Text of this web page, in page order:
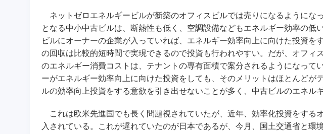
ネットゼロエネルギービルが新築のオフィスビルでは売りになるようにな
となる中小中古ビルは、断熱性も低く、空調設備などもエネルギー効率の低
ビルにオーナーの企業が入っていれば、エネルギー効率向上に向けた投資を
の回収は比較的短時間で実現できるので投資も行われやすい。だが、オフィ
のエネルギー消費コストは、テナントの専有面積で案分されるようになって
ーがエネルギー効率向上に向けた投資をしても、そのメリットはほとんどが
ルの効率向上投資をする意欲を引き出せないことが多く、中古ビルのエネル
これは欧米先進国でも長く問題視されていたが、近年、効率化投資をする
入されている。これが遅れていたのが日本であるが、今月、国土交通省と環